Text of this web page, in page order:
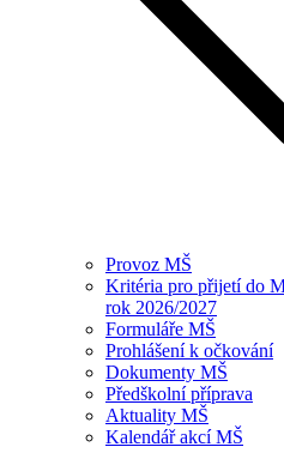
Provoz MŠ
Kritéria pro přijetí do
rok 2026/2027
Formuláře MŠ
Prohlášení k očkování
Dokumenty MŠ
Předškolní příprava
Aktuality MŠ
Kalendář akcí MŠ